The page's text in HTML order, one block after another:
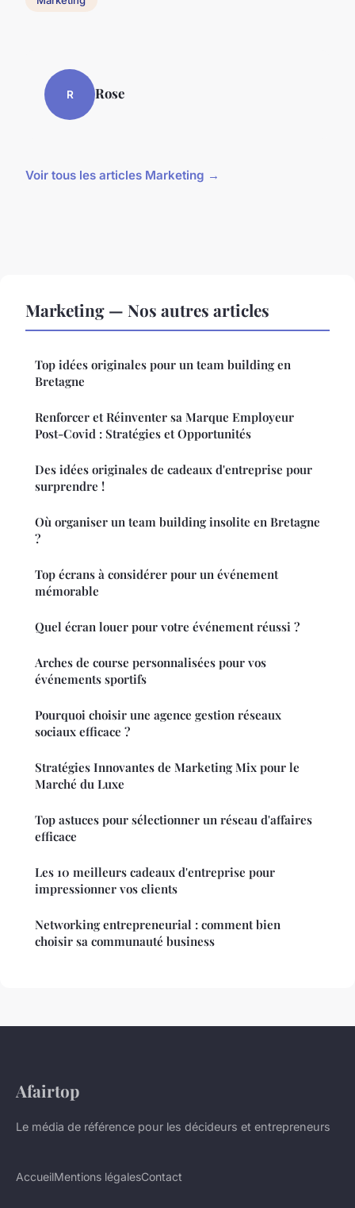
R Rose
Voir tous les articles Marketing →
Marketing — Nos autres articles
Top idées originales pour un team building en
Bretagne
Renforcer et Réinventer sa Marque Employeur
Post-Covid : Stratégies et Opportunités
Des idées originales de cadeaux d'entreprise pour
surprendre !
Où organiser un team building insolite en Bretagne
?
Top écrans à considérer pour un événement
mémorable
Quel écran louer pour votre événement réussi ?
Arches de course personnalisées pour vos
événements sportifs
Pourquoi choisir une agence gestion réseaux
sociaux efficace ?
Stratégies Innovantes de Marketing Mix pour le
Marché du Luxe
Top astuces pour sélectionner un réseau d'affaires
efficace
Les 10 meilleurs cadeaux d'entreprise pour
impressionner vos clients
Networking entrepreneurial : comment bien
choisir sa communauté business
Afairtop
Le média de référence pour les décideurs et entrepreneurs
AccueilMentions légalesContact